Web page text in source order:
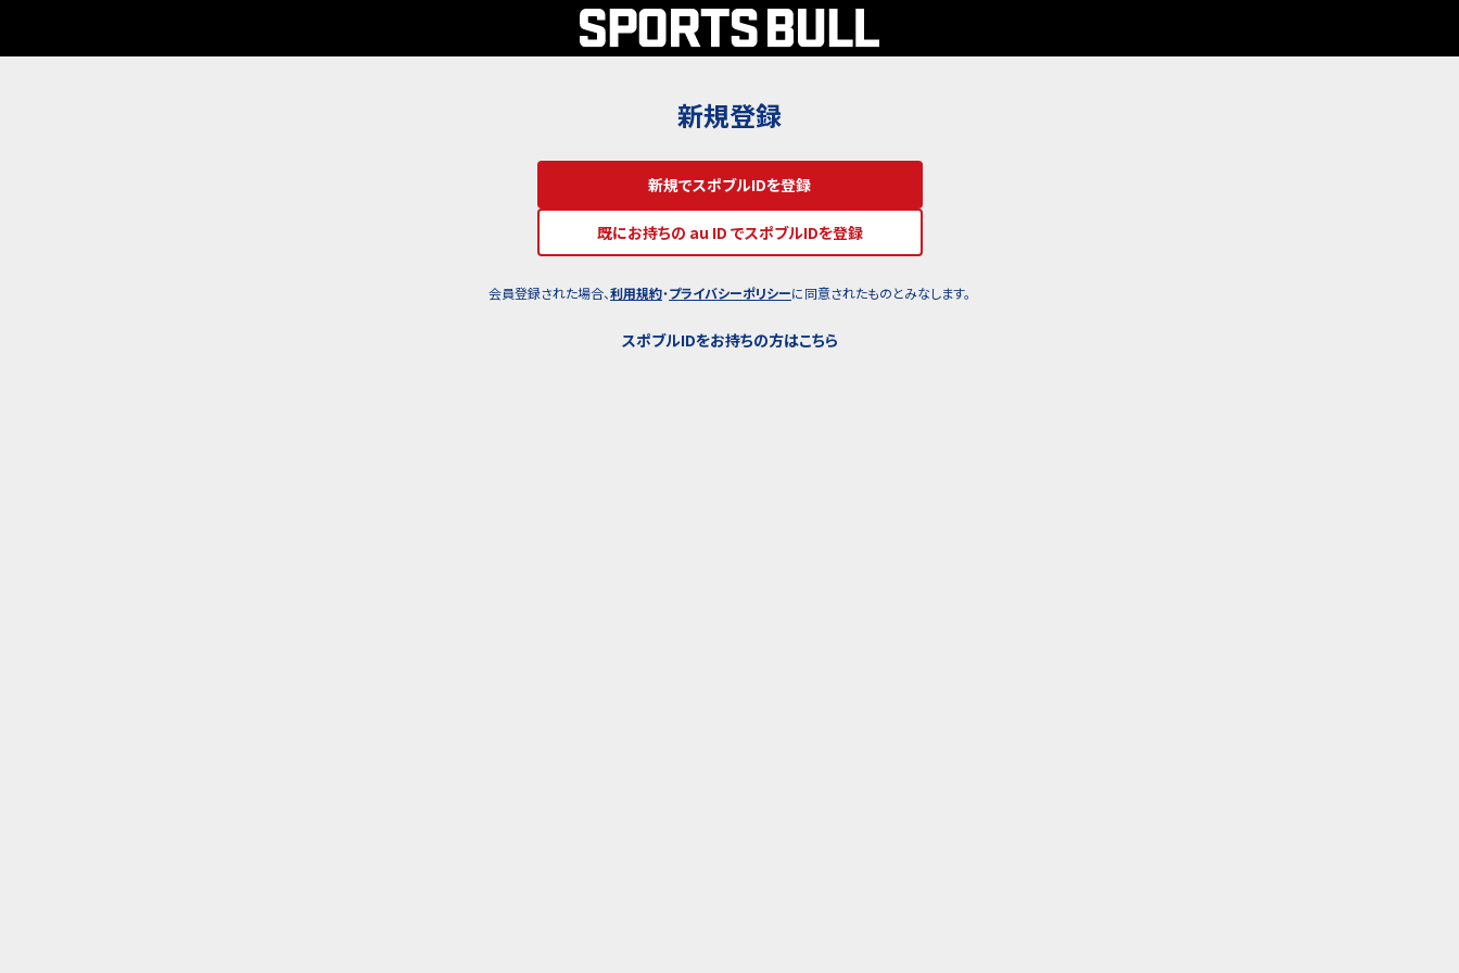
新規登録
新規でスポブルIDを登録
既にお持ちの au ID でスポブルIDを登録
会員登録された場合、利用規約・プライバシーポリシーに同意されたものとみなします。
スポブルIDをお持ちの方はこちら